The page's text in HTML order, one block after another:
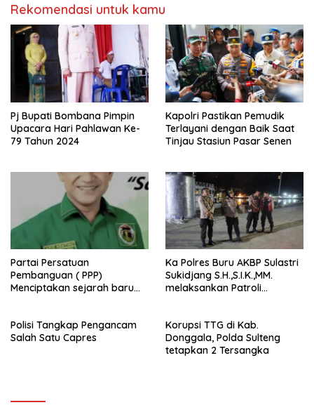
Rekomendasi untuk kamu
Pj Bupati Bombana Pimpin
Upacara Hari Pahlawan Ke-
79 Tahun 2024
Kapolri Pastikan Pemudik
Terlayani dengan Baik Saat
Tinjau Stasiun Pasar Senen
Partai Persatuan
Pembanguan ( PPP)
Menciptakan sejarah baru
Buru (Namlea).
Ka Polres Buru AKBP Sulastri
Sukidjang S.H.,S.I.K.,MM.
melaksankan Patroli
Polisi Tangkap Pengancam
Salah Satu Capres
Korupsi TTG di Kab.
Donggala, Polda Sulteng
tetapkan 2 Tersangka